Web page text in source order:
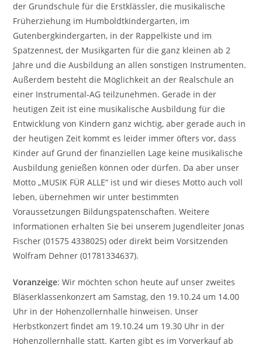
der Grundschule für die Erstklässler, die musikalische
Früherziehung im Humboldtkindergarten, im
Gutenbergkindergarten, in der Rappelkiste und im
Spatzennest, der Musikgarten für die ganz kleinen ab 2
Jahre und die Ausbildung an allen sonstigen Instrumenten.
Außerdem besteht die Möglichkeit an der Realschule an
einer Instrumental-AG teilzunehmen. Gerade in der
heutigen Zeit ist eine musikalische Ausbildung für die
Entwicklung von Kindern ganz wichtig, aber gerade auch in
der heutigen Zeit kommt es leider immer öfters vor, dass
Kinder auf Grund der finanziellen Lage keine musikalische
Ausbildung genießen können oder dürfen. Da aber unser
Motto „MUSIK FÜR ALLE“ ist und wir dieses Motto auch voll
leben, übernehmen wir unter bestimmten
Voraussetzungen Bildungspatenschaften. Weitere
Informationen erhalten Sie bei unserem Jugendleiter Jonas
Fischer (01575 4338025) oder direkt beim Vorsitzenden
Wolfram Dehner (01781334637).
Voranzeige: Wir möchten schon heute auf unser zweites
Bläserklassenkonzert am Samstag, den 19.10.24 um 14.00
Uhr in der Hohenzollernhalle hinweisen. Unser
Herbstkonzert findet am 19.10.24 um 19.30 Uhr in der
Hohenzollernhalle statt. Karten gibt es im Vorverkauf ab